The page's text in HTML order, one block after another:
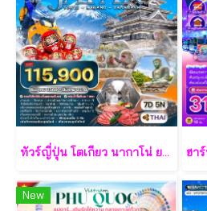
ทัวร์ญี่ปุ่น โตเกียว นากาโน่ ยามานาชิ 7 วัน - TG
New